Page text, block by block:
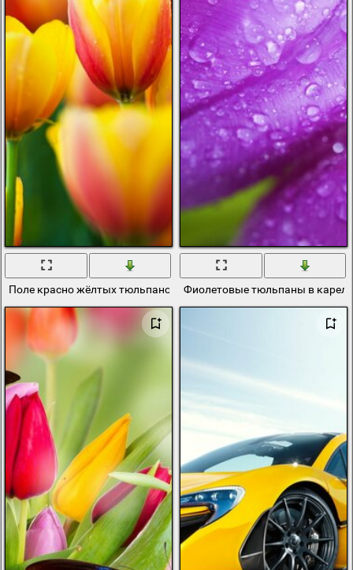
Поле красно жёлтых тюльпанов Фиолетовые тюльпаны в